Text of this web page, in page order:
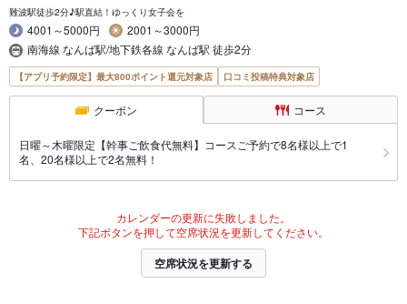
難波駅徒歩2分♪駅直結！ゆっくり女子会を
4001～5000円
2001～3000円
南海線 なんば駅/地下鉄各線 なんば駅 徒歩2分
【アプリ予約限定】最大800ポイント還元対象店 口コミ投稿特典対象店
クーポン コース
日曜～木曜限定【幹事ご飲食代無料】コースご予約で8名様以上で1
名、20名様以上で2名無料！
カレンダーの更新に失敗しました。
下記ボタンを押して空席状況を更新してください。
空席状況を更新する